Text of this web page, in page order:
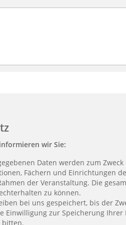
wir Sie:
Daten werden zum Zweck der Organisation der
Fächern und Einrichtungen
der Veranstaltung. Die
zu können.
bei uns gespeichert, bis der
Einwilligung zur Speicherung
bitten.